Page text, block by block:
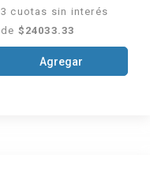
3 cuotas sin interés
de $24033.33
Agregar